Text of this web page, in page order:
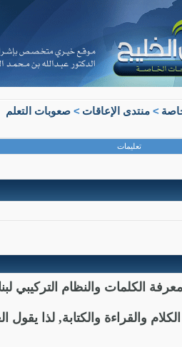
> منتدى الإعاقات > صعوبات التعلم
تعليمات
الكلمات والنظام التركيبي
والقراءة والكتابة, لذا